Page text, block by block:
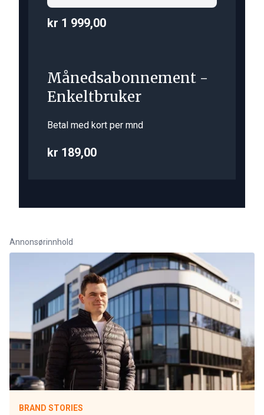
kr 1 999,00
Månedsabonnement -
Enkeltbruker
Betal med kort per mnd
kr 189,00
Annonsørinnhold
BRAND STORIES